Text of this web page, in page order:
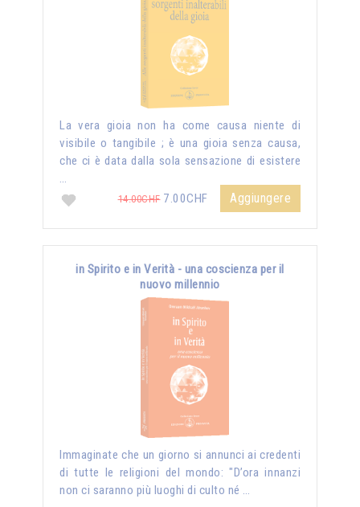
La vera gioia non ha come causa niente di
visibile o tangibile ; è una gioia senza causa,
che ci è data dalla sola sensazione di esistere
…
14.00CHF7.00CHF Aggiungere
in Spirito e in Verità - una coscienza per il
nuovo millennio
Immaginate che un giorno si annunci ai credenti
di tutte le religioni del mondo: "D’ora innanzi
non ci saranno più luoghi di culto né …